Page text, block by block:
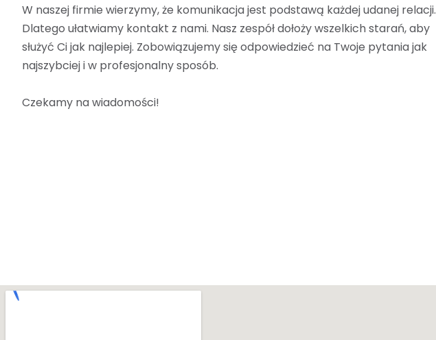
W naszej firmie wierzymy, że komunikacja jest podstawą każdej udanej relacji.
Dlatego ułatwiamy kontakt z nami. Nasz zespół dołoży wszelkich starań, aby
służyć Ci jak najlepiej. Zobowiązujemy się odpowiedzieć na Twoje pytania jak
najszybciej i w profesjonalny sposób.
Czekamy na wiadomości!